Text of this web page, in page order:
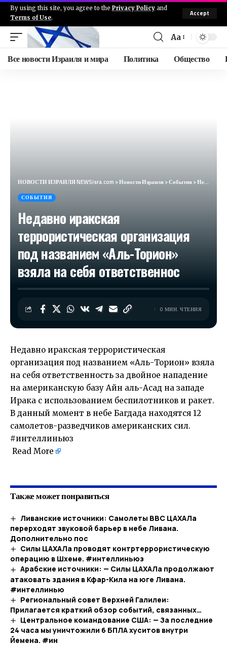
By using this site, you agree to the Privacy Policy and
Terms of Use.
Accept
Aa
Все новости Израиля и мира Политика Общество
НОВОСТИ ИЗРАИЛЯ NEWSisra.com >Новости Израиля>События>Недавно иракская террористическая организация под названием «Аль-Торион» взяла на себя ответственнос
СОБЫТИЯ
Недавно иракская
террористическая организация
под названием «Аль-Торион»
взяла на себя ответственнос
0 МИН. ЧТЕНИЯ
Недавно иракская террористическая
организация под названием «Аль-Торион» взяла
на себя ответственность за двойное нападение
на американскую базу Айн аль-Асад на западе
Ирака с использованием беспилотников и ракет.
В данный момент в небе Багдада находятся 12
самолетов-разведчиков американских сил.
#интеллиньюз
Read More
Также может понравиться
Ливанские источники: Самолеты ВВС ЦАХАЛа
перерходят звуковой барьер в небе Ливана.
Дополнительно пос
Силы ЦАХАЛа проводят контртеррористическую
операцию в Шхеме. #интеллиньюз
Арабские источники: — Силы ЦАХАЛа продолжают
атаковать здания в Кфар-Кила на юге Ливана.
#интеллинью
Региональный совет Верхней Галилеи:
Прилагается краткий обзор событий, связанных…​
Центральное командование США: — За последние
24 часа мы уничтожили 6 БПЛА хуситов внутри
Йемена. #ин